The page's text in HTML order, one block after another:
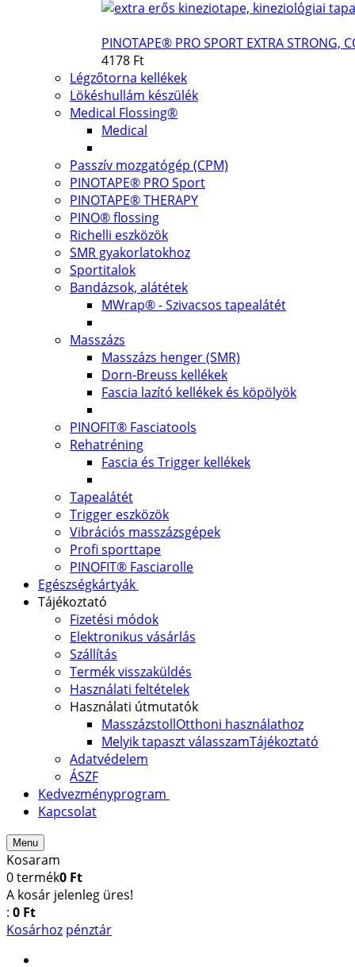
PINOTAPE® PRO SPORT EXTRA STRONG,
4178 Ft
Légzőtorna kellékek
Lökéshullám készülék
Medical Flossing®
Medical
Passzív mozgatógép (CPM)
PINOTAPE® PRO Sport
PINOTAPE® THERAPY
PINO® flossing
Richelli eszközök
SMR gyakorlatokhoz
Sportitalok
Bandázsok, alátétek
MWrap® - Szivacsos tapealátét
Masszázs
Masszázs henger (SMR)
Dorn-Breuss kellékek
Fascia lazító kellékek és köpölyök
PINOFIT® Fasciatools
Rehatréning
Fascia és Trigger kellékek
Tapealátét
Trigger eszközök
Vibrációs masszázsgépek
Profi sporttape
PINOFIT® Fasciarolle
Egészségkártyák
Tájékoztató
Fizetési módok
Elektronikus vásárlás
Szállítás
Termék visszaküldés
Használati feltételek
Használati útmutatók
MasszázstollOtthoni használathoz
Melyik tapaszt válasszamTájékoztató
Adatvédelem
ÁSZF
Kedvezményprogram
Kapcsolat
Menu
Kosaram
0termék0 Ft
A kosár jelenleg üres!
: 0 Ft
Kosárhoz pénztár